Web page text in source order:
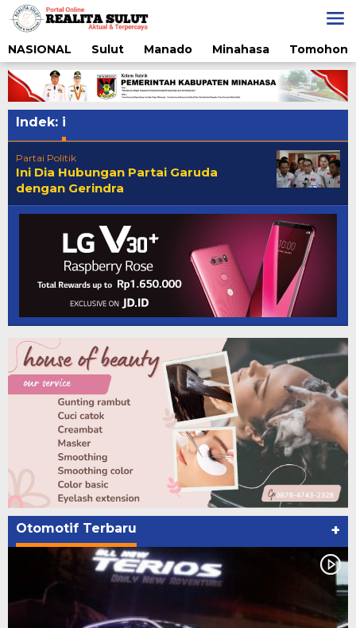
Lewati
ke
konten
NASIONAL
Sulut Manado Minahasa Tomohon
Indek: i
Partai Politik
Ini Dia Hubungan Partai Garuda
dengan Gerindra
Otomotif Terbaru +